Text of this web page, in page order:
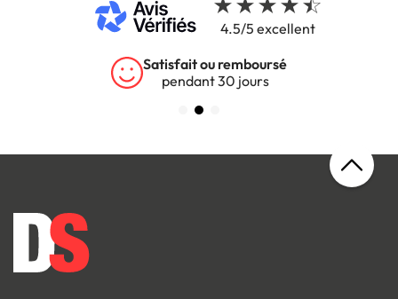
4.5/5 excellent
Satisfait ou remboursé
pendant 30 jours